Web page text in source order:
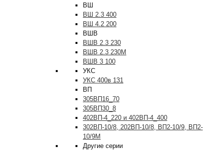
ВШ
ВШ 2.3 400
ВШ 4.2 200
ВШВ
ВШВ 2.3 230
ВШВ 2.3 230М
ВШВ 3 100
УКС
УКС 400в 131
ВП
305ВП16_70
305ВП30_8
402ВП-4_220 и 402ВП-4_400
302ВП-10/8, 202ВП-10/8, ВП2-10/9, ВП2-
10/9М
Другие серии